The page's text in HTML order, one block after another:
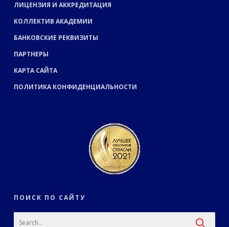
ЛИЦЕНЗИЯ И АККРЕДИТАЦИЯ
КОЛЛЕКТИВ АКАДЕМИИ
БАНКОВСКИЕ РЕКВИЗИТЫ
ПАРТНЕРЫ
КАРТА САЙТА
ПОЛИТИКА КОНФИДЕНЦИАЛЬНОСТИ
ПОИСК ПО САЙТУ